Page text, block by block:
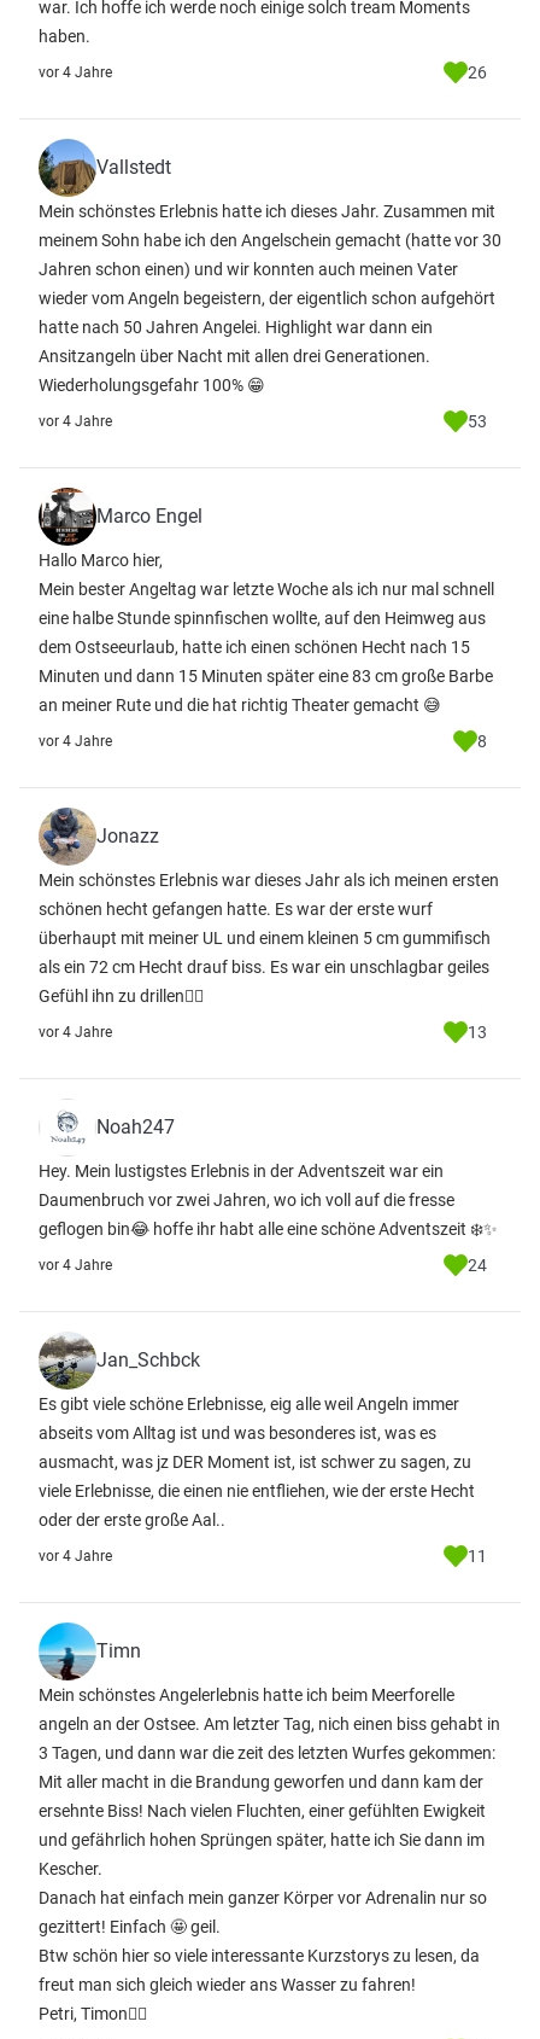
war. Ich hoffe ich werde noch einige solch tream Moments
haben.
vor 4 Jahre 26
Vallstedt
Mein schönstes Erlebnis hatte ich dieses Jahr. Zusammen mit
meinem Sohn habe ich den Angelschein gemacht (hatte vor 30
Jahren schon einen) und wir konnten auch meinen Vater
wieder vom Angeln begeistern, der eigentlich schon aufgehört
hatte nach 50 Jahren Angelei. Highlight war dann ein
Ansitzangeln über Nacht mit allen drei Generationen.
Wiederholungsgefahr 100% 😁
vor 4 Jahre 53
Marco Engel
Hallo Marco hier,
Mein bester Angeltag war letzte Woche als ich nur mal schnell
eine halbe Stunde spinnfischen wollte, auf den Heimweg aus
dem Ostseeurlaub, hatte ich einen schönen Hecht nach 15
Minuten und dann 15 Minuten später eine 83 cm große Barbe
an meiner Rute und die hat richtig Theater gemacht 😅
vor 4 Jahre 8
Jonazz
Mein schönstes Erlebnis war dieses Jahr als ich meinen ersten
schönen hecht gefangen hatte. Es war der erste wurf
überhaupt mit meiner UL und einem kleinen 5 cm gummifisch
als ein 72 cm Hecht drauf biss. Es war ein unschlagbar geiles
Gefühl ihn zu drillen👌🏻
vor 4 Jahre 13
Noah247
Hey. Mein lustigstes Erlebnis in der Adventszeit war ein
Daumenbruch vor zwei Jahren, wo ich voll auf die fresse
geflogen bin😂 hoffe ihr habt alle eine schöne Adventszeit ❄️✨
vor 4 Jahre 24
Jan_Schbck
Es gibt viele schöne Erlebnisse, eig alle weil Angeln immer
abseits vom Alltag ist und was besonderes ist, was es
ausmacht, was jz DER Moment ist, ist schwer zu sagen, zu
viele Erlebnisse, die einen nie entfliehen, wie der erste Hecht
oder der erste große Aal..
vor 4 Jahre 11
Timn
Mein schönstes Angelerlebnis hatte ich beim Meerforelle
angeln an der Ostsee. Am letzter Tag, nich einen biss gehabt in
3 Tagen, und dann war die zeit des letzten Wurfes gekommen:
Mit aller macht in die Brandung geworfen und dann kam der
ersehnte Biss! Nach vielen Fluchten, einer gefühlten Ewigkeit
und gefährlich hohen Sprüngen später, hatte ich Sie dann im
Kescher.
Danach hat einfach mein ganzer Körper vor Adrenalin nur so
gezittert! Einfach 🤩 geil.
Btw schön hier so viele interessante Kurzstorys zu lesen, da
freut man sich gleich wieder ans Wasser zu fahren!
Petri, Timon✌🏻